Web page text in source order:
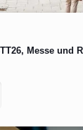
Messe und